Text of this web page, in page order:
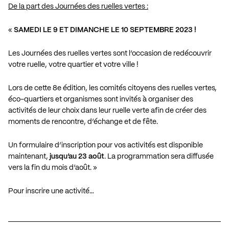
De la part des Journées des ruelles vertes :
« SAMEDI LE 9 ET DIMANCHE LE 10 SEPTEMBRE 2023 !
Les Journées des ruelles vertes sont l’occasion de redécouvrir
votre ruelle, votre quartier et votre ville !
Lors de cette 8e édition, les comités citoyens des ruelles vertes,
éco-quartiers et organismes sont invités à organiser des
activités de leur choix dans leur ruelle verte afin de créer des
moments de rencontre, d’échange et de fête.
Un formulaire d’inscription pour vos activités est disponible
maintenant, jusqu’au 23 août. La programmation sera diffusée
vers la fin du mois d’août. »
Pour inscrire une activité…